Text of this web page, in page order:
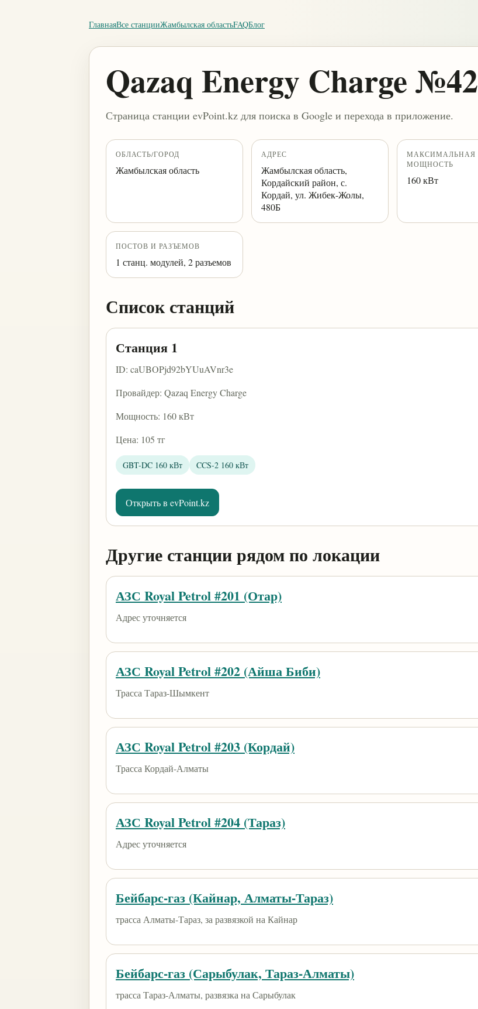
ГлавнаяВсе станцииЖамбылская областьFAQБлог
Qazaq Energy Charge №42
Страница станции evPoint.kz для поиска в Google и перехода в приложение.
ОБЛАСТЬ/ГОРОД
Жамбылская область
АДРЕС
Жамбылская область,
Кордайский район, с.
Кордай, ул. Жибек-Жолы,
480Б
МАКСИМАЛЬНАЯ
МОЩНОСТЬ
160 кВт
ПОСТОВ И РАЗЪЕМОВ
1 станц. модулей, 2 разъемов
Список станций
Станция 1
ID: caUBOPjd92bYUuAVnr3e
Провайдер: Qazaq Energy Charge
Мощность: 160 кВт
Цена: 105 тг
GBT-DC 160 кВт CCS-2 160 кВт
Открыть в evPoint.kz
Другие станции рядом по локации
АЗС Royal Petrol #201 (Отар)
Адрес уточняется
АЗС Royal Petrol #202 (Айша Биби)
Трасса Тараз-Шымкент
АЗС Royal Petrol #203 (Кордай)
Трасса Кордай-Алматы
АЗС Royal Petrol #204 (Тараз)
Адрес уточняется
Бейбарс-газ (Кайнар, Алматы-Тараз)
трасса Алматы-Тараз, за развязкой на Кайнар
Бейбарс-газ (Сарыбулак, Тараз-Алматы)
трасса Тараз-Алматы, развязка на Сарыбулак